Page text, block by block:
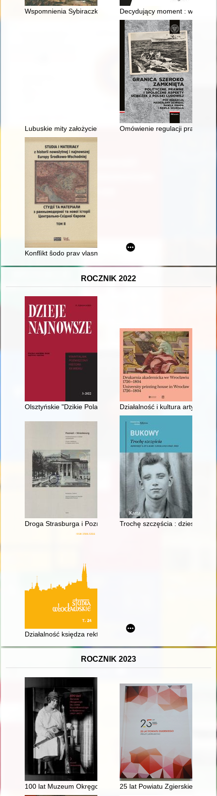
Wspomnienia Sybiraczki Decydujący moment : wokół
Lubuskie mity założycielskie w perspektywie badań
Omówienie regulacji prawnych
Konflìkt ŝodo prav vlasnostì ta ûrisdikcìjnogo
ROCZNIK 2022
Olsztyńskie "Dzikie Pola" : rabunek i dewastacja wsi na
Działalność i kultura
Droga Strasburga i Poznania do nowoczesnych metropolii =
Trochę szczęścia : dziesięć lat
Działalność księdza rektora Idziego Radziszewskiego w
ROCZNIK 2023
100 lat Muzeum Okręgowego im. Leona Wyczółkowskiego w
25 lat Powiatu Zgierskiego :